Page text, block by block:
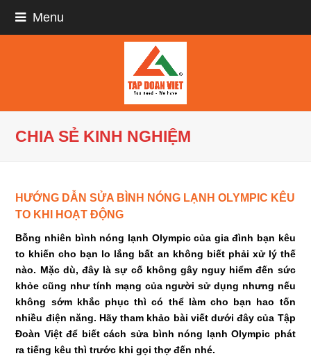
Menu
CHIA SẺ KINH NGHIỆM
HƯỚNG DẪN SỬA BÌNH NÓNG LẠNH OLYMPIC KÊU
TO KHI HOẠT ĐỘNG
Bỗng nhiên bình nóng lạnh Olympic của gia đình bạn kêu
to khiến cho bạn lo lắng bất an không biết phải xử lý thế
nào. Mặc dù, đây là sự cố không gây nguy hiểm đến sức
khỏe cũng như tính mạng của người sử dụng nhưng nếu
không sớm khắc phục thì có thể làm cho bạn hao tốn
nhiều điện năng. Hãy tham khảo bài viết dưới đây của Tập
Đoàn Việt để biết cách sửa bình nóng lạnh Olympic phát
ra tiếng kêu thì trước khi gọi thợ đến nhé.